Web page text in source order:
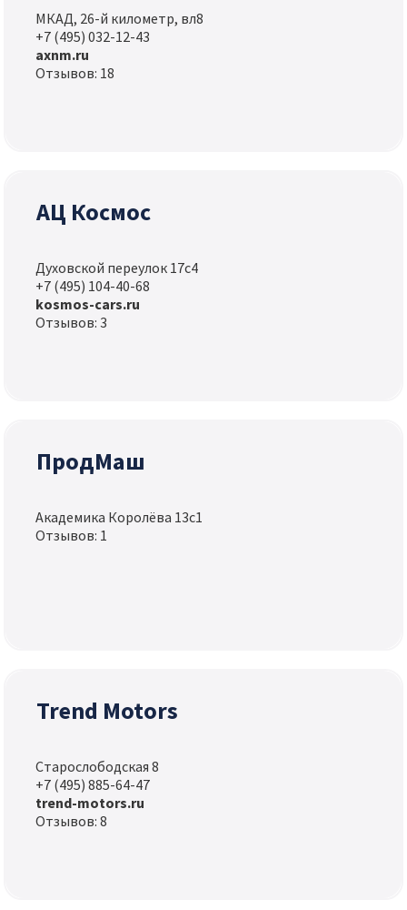
МКАД, 26-й километр, вл8
+7 (495) 032-12-43
axnm.ru
Отзывов: 18
АЦ Космос
Духовской переулок 17с4
+7 (495) 104-40-68
kosmos-cars.ru
Отзывов: 3
ПродМаш
Академика Королёва 13с1
Отзывов: 1
Trend Motors
Старослободская 8
+7 (495) 885-64-47
trend-motors.ru
Отзывов: 8